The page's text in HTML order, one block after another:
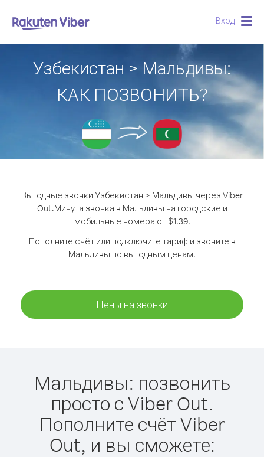
Вход
Узбекистан > Мальдивы:
КАК ПОЗВОНИТЬ?
Выгодные звонки Узбекистан > Мальдивы через Viber
Out.Минута звонка в Мальдивы на городские и
мобильные номера от $1.39.
Пополните счёт или подключите тариф и звоните в
Мальдивы по выгодным ценам.
Цены на звонки
Мальдивы: позвонить
просто с Viber Out.
Пополните счёт Viber
Out, и вы сможете: